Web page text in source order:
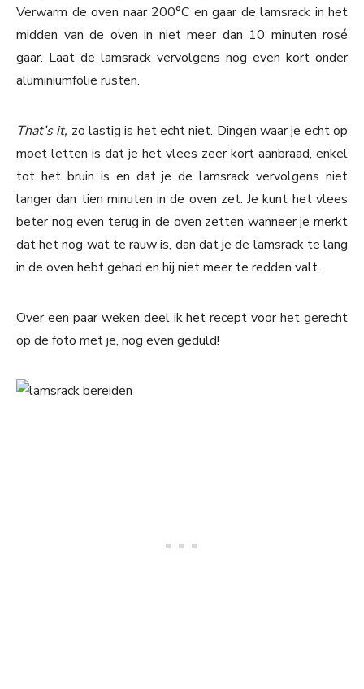
Verwarm de oven naar 200°C en gaar de lamsrack in het
midden van de oven in niet meer dan 10 minuten rosé
gaar. Laat de lamsrack vervolgens nog even kort onder
aluminiumfolie rusten.
That’s it, zo lastig is het echt niet. Dingen waar je echt op
moet letten is dat je het vlees zeer kort aanbraad, enkel
tot het bruin is en dat je de lamsrack vervolgens niet
langer dan tien minuten in de oven zet. Je kunt het vlees
beter nog even terug in de oven zetten wanneer je merkt
dat het nog wat te rauw is, dan dat je de lamsrack te lang
in de oven hebt gehad en hij niet meer te redden valt.
Over een paar weken deel ik het recept voor het gerecht
op de foto met je, nog even geduld!